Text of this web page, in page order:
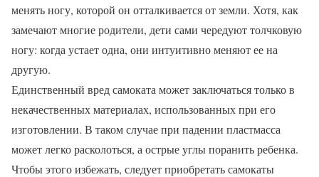
менять ногу, которой он отталкивается от земли. Хотя, как
замечают многие родители, дети сами чередуют толчковую
ногу: когда устает одна, они интуитивно меняют ее на
другую.
Единственный вред самоката может заключаться только в
некачественных материалах, использованных при его
изготовлении. В таком случае при падении пластмасса
может легко расколоться, а острые углы поранить ребенка.
Чтобы этого избежать, следует приобретать самокаты